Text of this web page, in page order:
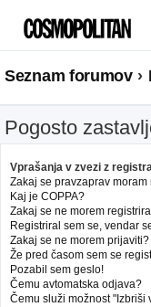
Seznam forumov
Pogosto
Vprašanja v zvezi z
Zakaj se pravzaprav moram
Kaj je COPPA?
Zakaj se ne morem
Registriral sem se, vendar
Zakaj se ne morem prijaviti?
Že pred časom sem se
Pozabil sem geslo!
Čemu avtomatska odjava?
Čemu služi možnost "Izbriši